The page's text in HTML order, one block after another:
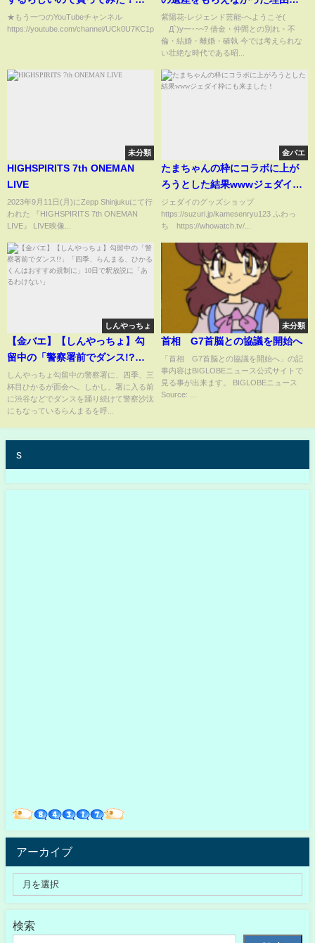
#shorts
★もう一つのYouTubeチャンネル
https://youtube.com/channel/UCk0U7KC1pkIRjq5QoC4G2R...
や"近藤真彦"との肉体関係の真
相に一同驚愕！『ジュリー景
子』母親が５時間にも渡り報道
を隠せない…！
紫陽花-レジェンド芸能-へようこそ(
´Д`)y━･~~? 借金・仲間との別れ・不
倫・結婚・離婚・確執 今では考えられな
い壮絶な時代である昭...
未分類
HIGHSPIRITS 7th ONEMAN
LIVE
2023年9月11日(月)にZepp Shinjukuにて行
われた 『HIGHSPIRITS 7th ONEMAN
LIVE』 LIVE映像...
金バエ
たまちゃんの枠にコラボに上が
ろうとした結果wwwジェダイ枠
にも来ました！
ジェダイのグッズショップ
https://suzuri.jp/kamesenryu123 ふわっ
ち https://whowatch.tv/...
しんやっちょ
【金バエ】【しんやっちょ】勾
留中の「警察署前でダンス!?」
「四季、らんまる、ひかるくん
はおすすめ規制に」10日で釈放
説に「あるわけない」
しんやっちょ勾留中の警察署に、四季、三
杯目ひかるが面会へ。しかし、署に入る前
に渋谷などでダンスを踊り続けて警察沙汰
にもなっているらんまるを呼...
未分類
首相 G7首脳との協議を開始へ
「首相 G7首脳との協議を開始へ」の記
事内容はBIGLOBEニュース公式サイトで
見る事が出来ます。 BIGLOBEニュース
Source: ...
s
アーカイブ
検索